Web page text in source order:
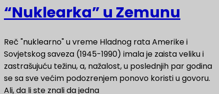
“Nuklearka” u Zemunu
Reč "nuklearno" u vreme Hladnog rata Amerike i
Sovjetskog saveza (1945-1990) imala je zaista veliku i
zastrašujuću težinu, a, nažalost, u poslednjih par godina
se sa sve većim podozrenjem ponovo koristi u govoru.
Ali, da li ste znali da jedna